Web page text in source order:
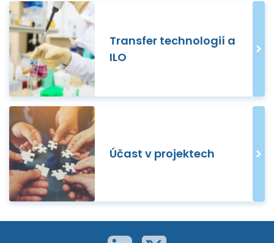
Transfer technologií a
ILO
Účast v projektech